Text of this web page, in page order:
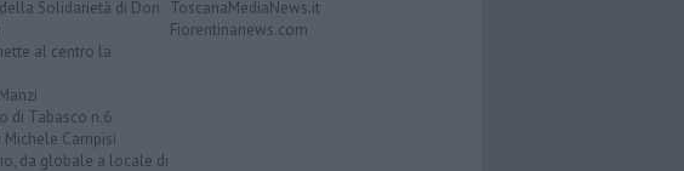
Solidarietà di Don
al centro la
di Tabasco n.6
Campisi
da globale a locale di
ToscanaMediaNews.it
Fiorentinanews.com